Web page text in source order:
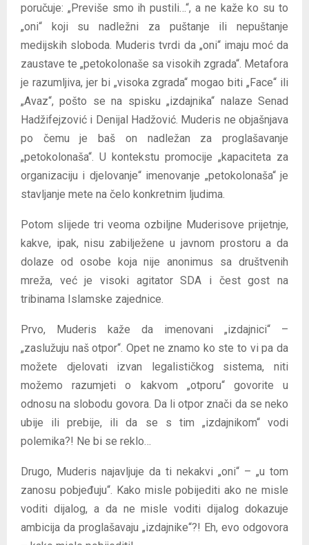
poručuje: „Previše smo ih pustili…“, a ne kaže ko su to
„oni“ koji su nadležni za puštanje ili nepuštanje
medijskih sloboda. Muderis tvrdi da „oni“ imaju moć da
zaustave te „petokolonaše sa visokih zgrada“. Metafora
je razumljiva, jer bi „visoka zgrada“ mogao biti „Face“ ili
„Avaz“, pošto se na spisku „izdajnika“ nalaze Senad
Hadžifejzović i Denijal Hadžović. Muderis ne objašnjava
po čemu je baš on nadležan za proglašavanje
„petokolonaša“. U kontekstu promocije „kapaciteta za
organizaciju i djelovanje“ imenovanje „petokolonaša“ je
stavljanje mete na čelo konkretnim ljudima.
Potom slijede tri veoma ozbiljne Muderisove prijetnje,
kakve, ipak, nisu zabilježene u javnom prostoru a da
dolaze od osobe koja nije anonimus sa društvenih
mreža, već je visoki agitator SDA i čest gost na
tribinama Islamske zajednice.
Prvo, Muderis kaže da imenovani „izdajnici“ –
„zaslužuju naš otpor“. Opet ne znamo ko ste to vi pa da
možete djelovati izvan legalističkog sistema, niti
možemo razumjeti o kakvom „otporu“ govorite u
odnosu na slobodu govora. Da li otpor znači da se neko
ubije ili prebije, ili da se s tim „izdajnikom“ vodi
polemika?! Ne bi se reklo…
Drugo, Muderis najavljuje da ti nekakvi „oni“ – „u tom
zanosu pobjeđuju“. Kako misle pobijediti ako ne misle
voditi dijalog, a da ne misle voditi dijalog dokazuje
ambicija da proglašavaju „izdajnike“?! Eh, evo odgovora